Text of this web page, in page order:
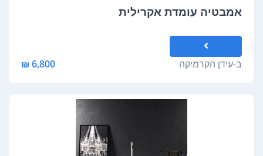
אמבטיה עומדת אקרילית
ב-עידן הקרמיקה 6,800 ₪